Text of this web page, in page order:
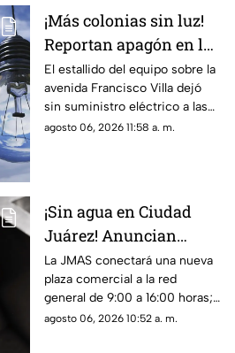
¡Más colonias sin luz!
Reportan apagón en la
zona de Altavista tras
explosión de
transformador
El estallido del equipo sobre la
avenida Francisco Villa dejó
sin suministro eléctrico a las
colonias Altavista, Insurgentes
agosto 06, 2026 11:58 a. m.
¡Sin agua en Ciudad
Juárez! Anuncian
suspensión del servicio
para este viernes 7 de
agosto
La JMAS conectará una nueva
plaza comercial a la red
general de 9:00 a 16:00 horas;
habrá baja presión, suspensión
agosto 06, 2026 10:52 a. m.